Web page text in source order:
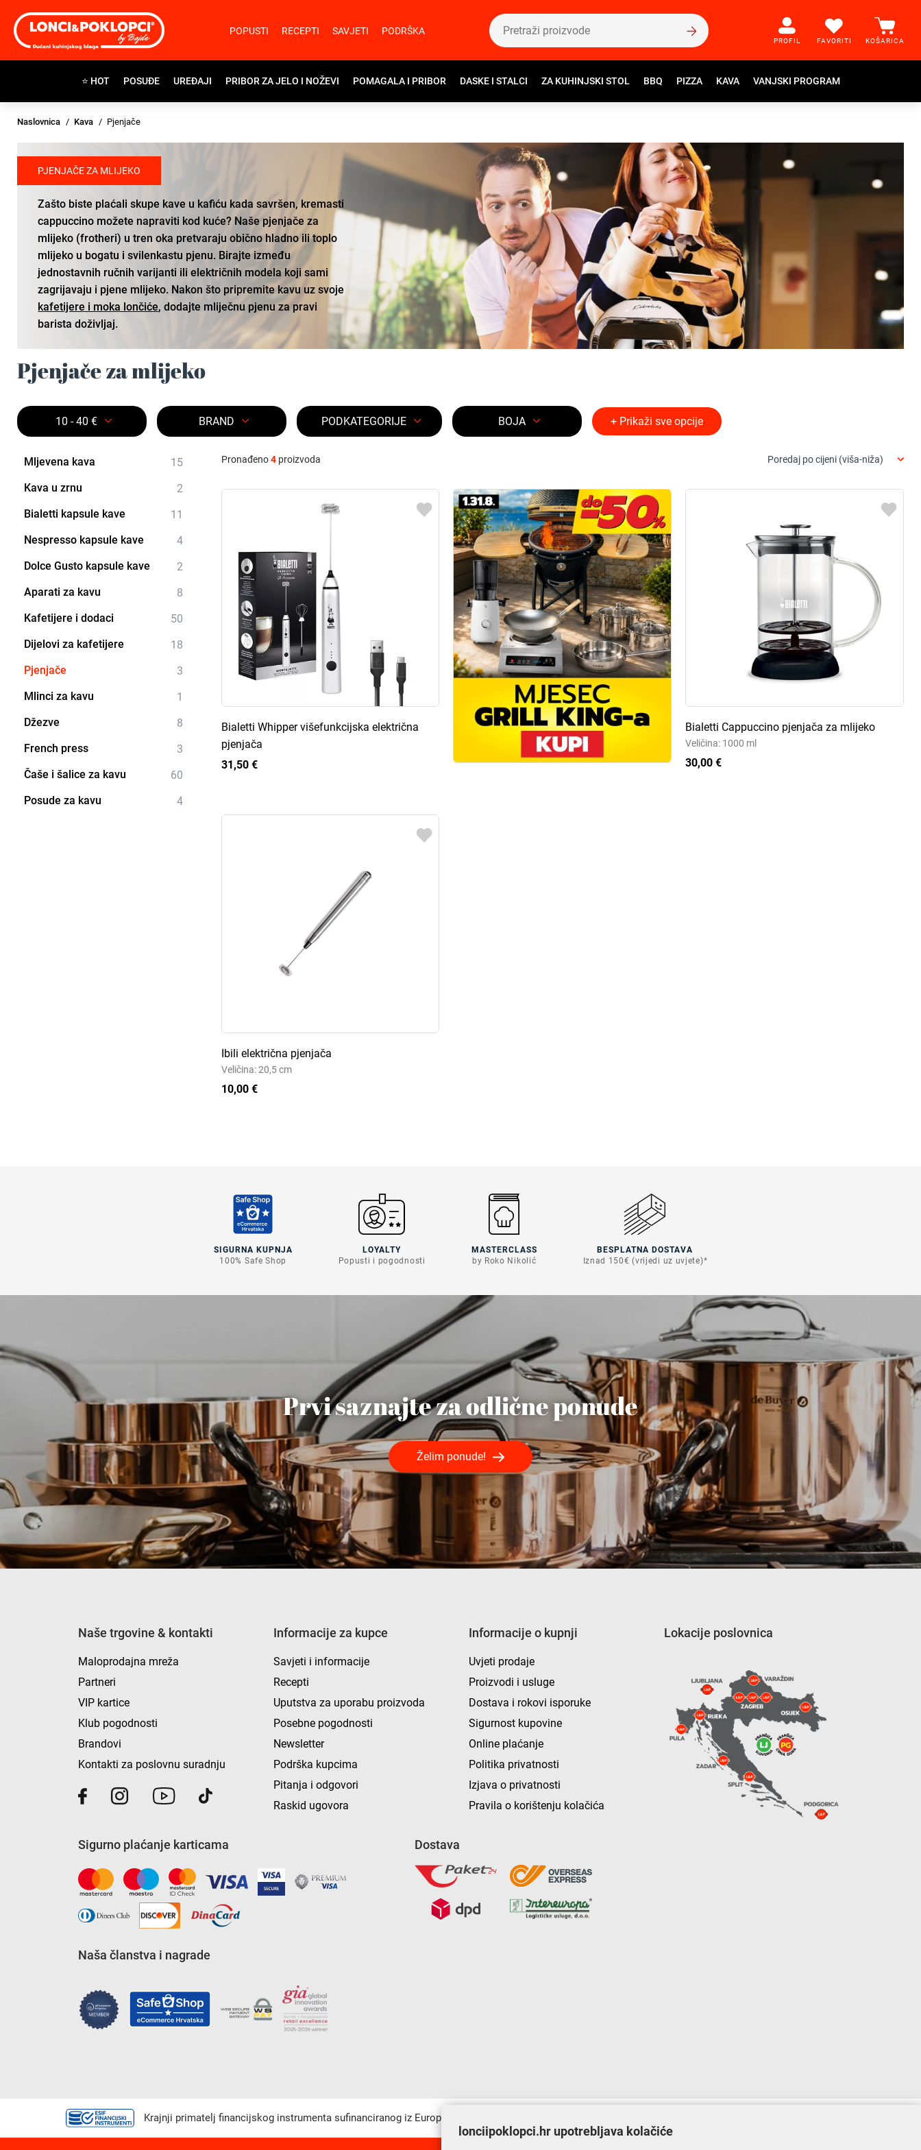
POPUSTI RECEPTI SAVJETI PODRŠKA
PROFIL FAVORITI KOŠARICA
⭐ HOT POSUĐE UREĐAJI PRIBOR ZA JELO I NOŽEVI POMAGALA I PRIBOR DASKE I STALCI ZA KUHINJSKI STOL BBQ PIZZA KAVA VANJSKI PROGRAM
Naslovnica Kava Pjenjače
PJENJAČE ZA MLIJEKO
Zašto biste plaćali skupe kave u kafiću kada savršen, kremasti
cappuccino možete napraviti kod kuće? Naše pjenjače za
mlijeko (frotheri) u tren oka pretvaraju obično hladno ili toplo
mlijeko u bogatu i svilenkastu pjenu. Birajte između
jednostavnih ručnih varijanti ili električnih modela koji sami
zagrijavaju i pjene mlijeko. Nakon što pripremite kavu uz svoje
kafetijere i moka lončiće, dodajte mliječnu pjenu za pravi
barista doživljaj.
Pjenjače za mlijeko
10 - 40 € BRAND PODKATEGORIJE BOJA + Prikaži sve opcije
Mljevena kava
15
Kava u zrnu
2
Bialetti kapsule kave
11
Nespresso kapsule kave
4
Dolce Gusto kapsule kave
2
Aparati za kavu
8
Kafetijere i dodaci
50
Dijelovi za kafetijere
18
Pjenjače
3
Mlinci za kavu
1
Džezve
8
French press
3
Čaše i šalice za kavu
60
Posude za kavu
4
Pronađeno4proizvoda Poredaj po cijeni (viša-niža)
Bialetti Whipper višefunkcijska električna
pjenjača
31,50 €
Bialetti Cappuccino pjenjača za mlijeko
Veličina: 1000 ml
30,00 €
Ibili električna pjenjača
Veličina: 20,5 cm
10,00 €
SIGURNA KUPNJA
100% Safe Shop
LOYALTY
Popusti i pogodnosti
MASTERCLASS
by Roko Nikolić
BESPLATNA DOSTAVA
Iznad 150€ (vrijedi uz uvjete)*
Prvi saznajte za odlične ponude
Želim ponude!
Naše trgovine & kontakti
Maloprodajna mreža
Partneri
VIP kartice
Klub pogodnosti
Brandovi
Kontakti za poslovnu suradnju
Informacije za kupce
Savjeti i informacije
Recepti
Uputstva za uporabu proizvoda
Posebne pogodnosti
Newsletter
Podrška kupcima
Pitanja i odgovori
Raskid ugovora
Informacije o kupnji
Uvjeti prodaje
Proizvodi i usluge
Dostava i rokovi isporuke
Sigurnost kupovine
Online plaćanje
Politika privatnosti
Izjava o privatnosti
Pravila o korištenju kolačića
Lokacije poslovnica
Sigurno plaćanje karticama
Naša članstva i nagrade
Dostava
Krajnji primatelj financijskog instrumenta sufinanciranog iz Europskog fonda za regionalni razvoj u sklopu Operativnog programa „Konkurentnost i kohezija”.
lonciipoklopci.hr upotrebljava kolačiće